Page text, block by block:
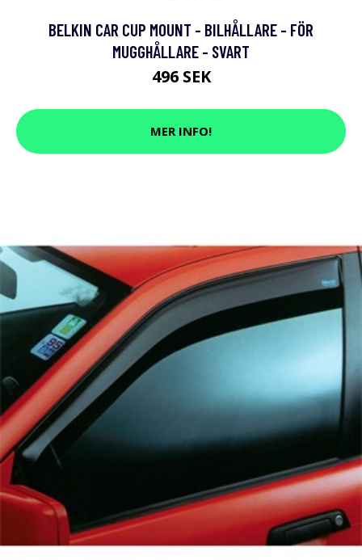
BELKIN CAR CUP MOUNT - BILHÅLLARE - FÖR
MUGGHÅLLARE - SVART
496 SEK
MER INFO!